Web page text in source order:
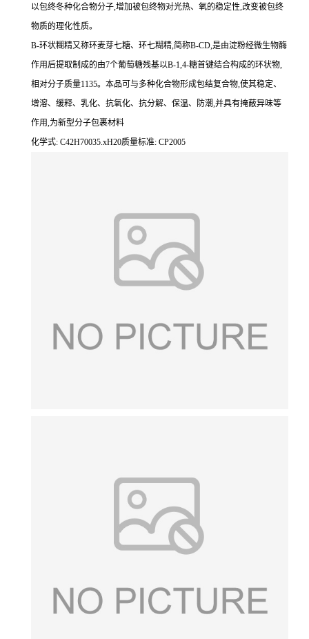
以包终冬种化合物分子,增加被包终物对光热、氧的稳定性,改变被包终
物质的理化性质。
B-环状糊精又称环麦芽七糖、环七糊精,简称B-CD,是由淀粉经微生物酶
作用后提取制成的由7个葡萄糖残基以B-1,4-糖首键结合构成的环状物,
相对分子质量1135。本品可与多种化合物形成包结复合物,使其稳定、
增溶、缓释、乳化、抗氧化、抗分解、保温、防潮,并具有掩蔽异味等
作用,为新型分子包裹材料
化学式: C42H70035.xH20质量标准: CP2005